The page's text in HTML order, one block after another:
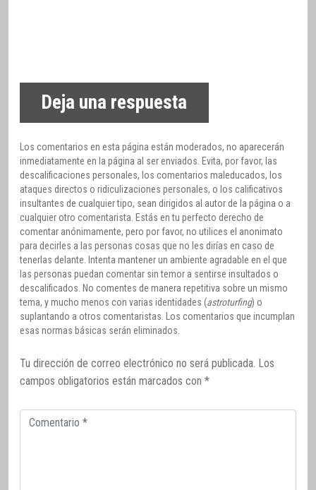
Deja una respuesta
Los comentarios en esta página están moderados, no aparecerán
inmediatamente en la página al ser enviados. Evita, por favor, las
descalificaciones personales, los comentarios maleducados, los
ataques directos o ridiculizaciones personales, o los calificativos
insultantes de cualquier tipo, sean dirigidos al autor de la página o a
cualquier otro comentarista. Estás en tu perfecto derecho de
comentar anónimamente, pero por favor, no utilices el anonimato
para decirles a las personas cosas que no les dirías en caso de
tenerlas delante. Intenta mantener un ambiente agradable en el que
las personas puedan comentar sin temor a sentirse insultados o
descalificados. No comentes de manera repetitiva sobre un mismo
tema, y mucho menos con varias identidades (astroturfing) o
suplantando a otros comentaristas. Los comentarios que incumplan
esas normas básicas serán eliminados.
Tu dirección de correo electrónico no será publicada. Los
campos obligatorios están marcados con *
Comentario